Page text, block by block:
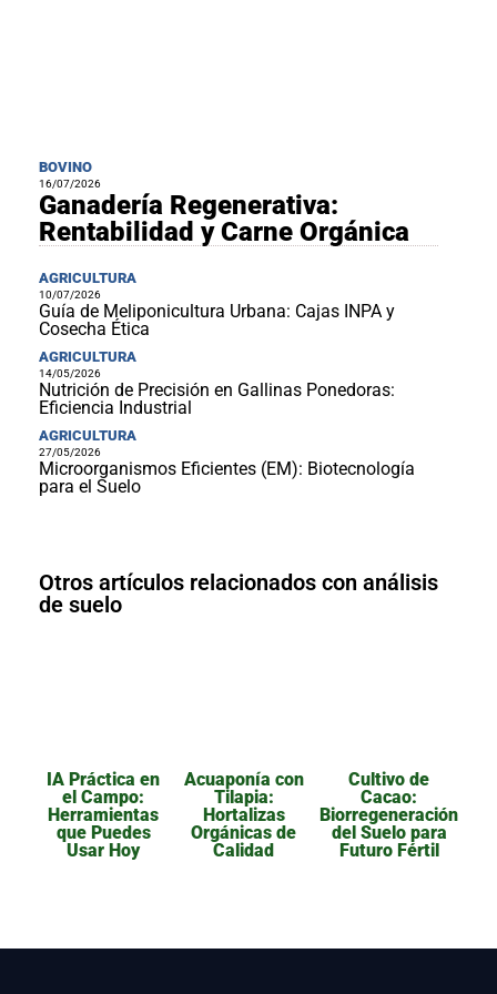
BOVINO
16/07/2026
Ganadería Regenerativa:
Rentabilidad y Carne Orgánica
AGRICULTURA
10/07/2026
Guía de Meliponicultura Urbana: Cajas INPA y
Cosecha Ética
AGRICULTURA
14/05/2026
Nutrición de Precisión en Gallinas Ponedoras:
Eficiencia Industrial
AGRICULTURA
27/05/2026
Microorganismos Eficientes (EM): Biotecnología
para el Suelo
Otros artículos relacionados con análisis
de suelo
IA Práctica en
el Campo:
Herramientas
que Puedes
Usar Hoy
Acuaponía con
Tilapia:
Hortalizas
Orgánicas de
Calidad
Cultivo de
Cacao:
Biorregeneración
del Suelo para
Futuro Fértil